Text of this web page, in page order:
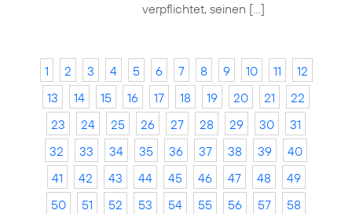
verpflichtet, seinen […]
1 2 3 4 5 6 7 8 9 10 11
12
13
14 15 16 17 18 19 20 21
22
23
24 25 26 27 28 29 30
31
32
33 34 35 36 37 38 39
40
41
42 43 44 45 46 47 48
49
50
51 52 53 54 55 56 57
58